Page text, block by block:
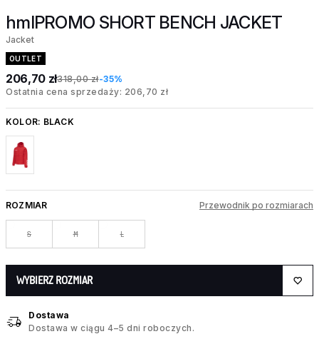
hmlPROMO SHORT BENCH JACKET
Jacket
OUTLET
206,70 zł318,00 zł-35%
Ostatnia cena sprzedaży: 206,70 zł
KOLOR: BLACK
ROZMIAR Przewodnik po rozmiarach
S M L
WYBIERZ ROZMIAR
Dostawa
Dostawa w ciągu 4–5 dni roboczych.